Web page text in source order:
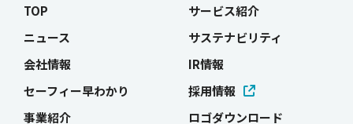
TOP
ニュース
会社情報
セーフィー早わかり
事業紹介
サービス紹介
サステナビリティ
IR情報
採用情報
ロゴダウンロード